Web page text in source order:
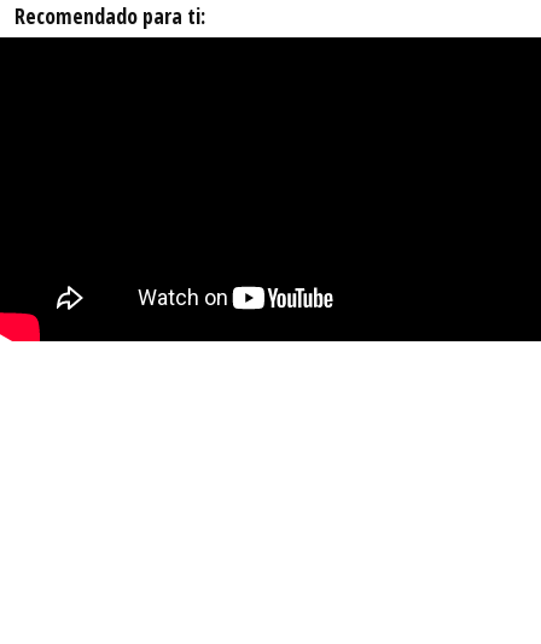
Recomendado para ti: